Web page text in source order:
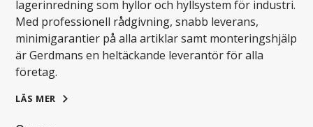
lagerinredning som hyllor och hyllsystem för industri.
Med professionell rådgivning, snabb leverans,
minimigarantier på alla artiklar samt monteringshjälp
är Gerdmans en heltäckande leverantör för alla
företag.
LÄS MER